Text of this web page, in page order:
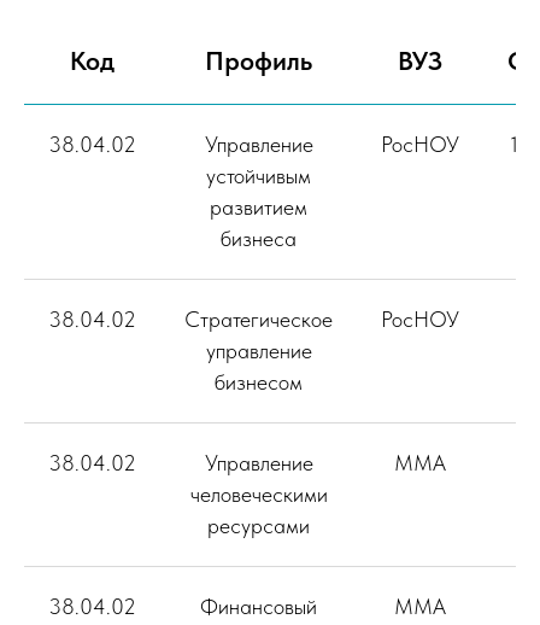
Код Профиль ВУЗ
38.04.02
Управление
устойчивым
развитием
бизнеса
РосНОУ
38.04.02
Стратегическое
управление
бизнесом
РосНОУ
38.04.02
Управление
человеческими
ресурсами
ММА
38.04.02 Финансовый ММА